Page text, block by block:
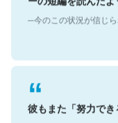
彼もまた「努力でき